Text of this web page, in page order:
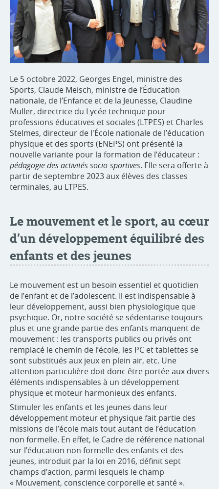
Le 5 octobre 2022, Georges Engel, ministre des
Sports, Claude Meisch, ministre de l’Éducation
nationale, de l’Enfance et de la Jeunesse, Claudine
Muller, directrice du Lycée technique pour
professions éducatives et sociales (LTPES) et Charles
Stelmes, directeur de l'École nationale de l’éducation
physique et des sports (ENEPS) ont présenté la
nouvelle variante pour la formation de l’éducateur :
pédagogie des activités socio-sportives. Elle sera offerte à
partir de septembre 2023 aux élèves des classes
terminales, au LTPES.
Le mouvement et le sport, au cœur
d’un développement équilibré des
enfants et des jeunes
Le mouvement est un besoin essentiel et quotidien
de l’enfant et de l’adolescent. Il est indispensable à
leur développement, aussi bien physiologique que
psychique. Or, notre société se sédentarise toujours
plus et une grande partie des enfants manquent de
mouvement : les transports publics ou privés ont
remplacé le chemin de l’école, les PC et tablettes se
sont substitués aux jeux en plein air, etc. Une
attention particulière doit donc être portée aux divers
éléments indispensables à un développement
physique et moteur harmonieux des enfants.
Stimuler les enfants et les jeunes dans leur
développement moteur et physique fait partie des
missions de l’école mais tout autant de l’éducation
non formelle. En effet, le Cadre de référence national
sur l’éducation non formelle des enfants et des
jeunes, introduit par la loi en 2016, définit sept
champs d’action, parmi lesquels le champ
« Mouvement, conscience corporelle et santé ».